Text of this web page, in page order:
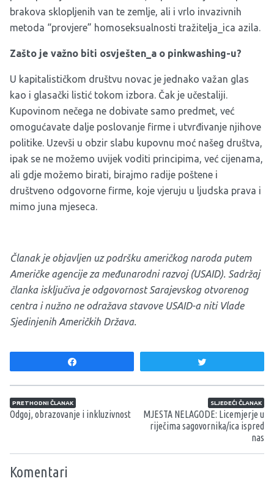
brakova sklopljenih van te zemlje, ali i vrlo invazivnih
metoda “provjere” homoseksualnosti tražitelja_ica azila.
Zašto je važno biti osvješten_a o pinkwashing-u?
U kapitalističkom društvu novac je jednako važan glas
kao i glasački listić tokom izbora. Čak je učestaliji.
Kupovinom nečega ne dobivate samo predmet, već
omogućavate dalje poslovanje firme i utvrđivanje njihove
politike. Uzevši u obzir slabu kupovnu moć našeg društva,
ipak se ne možemo uvijek voditi principima, već cijenama,
ali gdje možemo birati, birajmo radije poštene i
društveno odgovorne firme, koje vjeruju u ljudska prava i
mimo juna mjeseca.
Članak je objavljen uz podršku američkog naroda putem
Američke agencije za međunarodni razvoj (USAID). Sadržaj
članka isključiva je odgovornost Sarajevskog otvorenog
centra i nužno ne odražava stavove USAID-a niti Vlade
Sjedinjenih Američkih Država.
Navigacija članaka
PRETHODNI ČLANAK
Odgoj, obrazovanje i inkluzivnost
SLJEDEĆI ČLANAK
MJESTA NELAGODE: Licemjerje u
riječima sagovornika/ica ispred
nas
Komentari